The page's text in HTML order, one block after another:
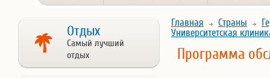
Отдых
Самый лучший
отдых
Главная Страны
Университетская
Программа